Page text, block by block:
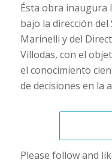
Ésta obra inaugura
bajo la dirección
Marinelli y del
Villodas, con el
el conocimiento
de decisiones en la
Please follow and